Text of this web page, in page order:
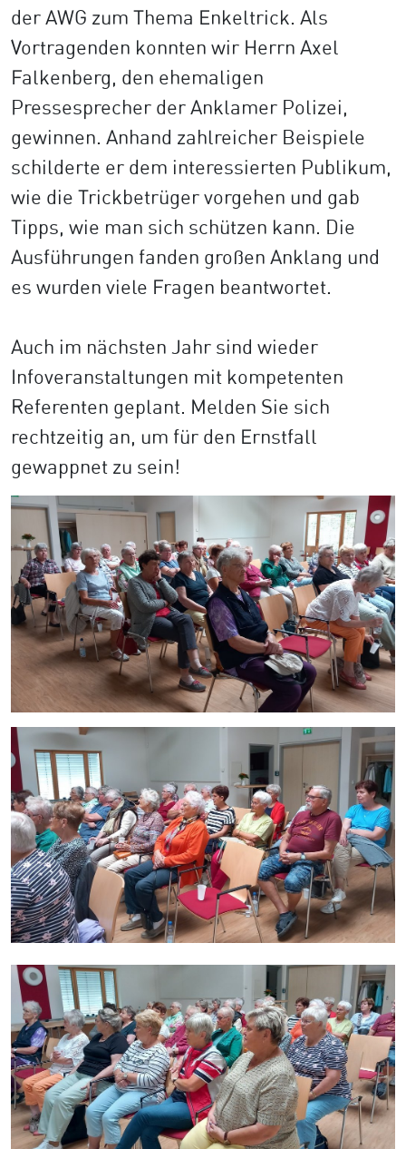
der AWG zum Thema Enkeltrick. Als
Vortragenden konnten wir Herrn Axel
Falkenberg, den ehemaligen
Pressesprecher der Anklamer Polizei,
gewinnen. Anhand zahlreicher Beispiele
schilderte er dem interessierten Publikum,
wie die Trickbetrüger vorgehen und gab
Tipps, wie man sich schützen kann. Die
Ausführungen fanden großen Anklang und
es wurden viele Fragen beantwortet.
Auch im nächsten Jahr sind wieder
Infoveranstaltungen mit kompetenten
Referenten geplant. Melden Sie sich
rechtzeitig an, um für den Ernstfall
gewappnet zu sein!